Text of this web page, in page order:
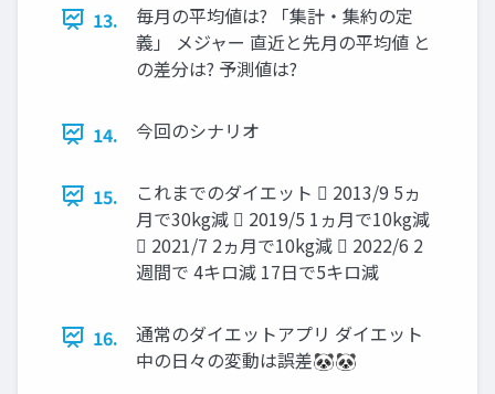
13.
毎月の平均値は? 「集計・集約の定
義」 メジャー 直近と先月の平均値 と
の差分は? 予測値は?
14. 今回のシナリオ
15.
これまでのダイエット  2013/9 5ヵ
月で30kg減  2019/5 1ヵ月で10kg減
 2021/7 2ヵ月で10kg減  2022/6 2
週間で 4キロ減 17日で5キロ減
16.
通常のダイエットアプリ ダイエット
中の日々の変動は誤差🐼🐼